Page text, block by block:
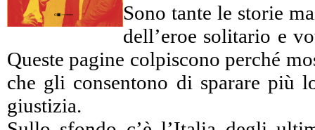
Sono tante le storie
dell’eroe solitario e
Queste pagine colpiscono perché
che gli consentono di sparare più
giustizia.